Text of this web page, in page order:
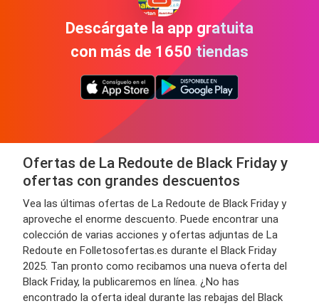
Descárgate la app gratuita
con más de 1650 tiendas
Ofertas de La Redoute de Black Friday y
ofertas con grandes descuentos
Vea las últimas ofertas de La Redoute de Black Friday y
aproveche el enorme descuento. Puede encontrar una
colección de varias acciones y ofertas adjuntas de La
Redoute en Folletosofertas.es durante el Black Friday
2025. Tan pronto como recibamos una nueva oferta del
Black Friday, la publicaremos en línea. ¿No has
encontrado la oferta ideal durante las rebajas del Black